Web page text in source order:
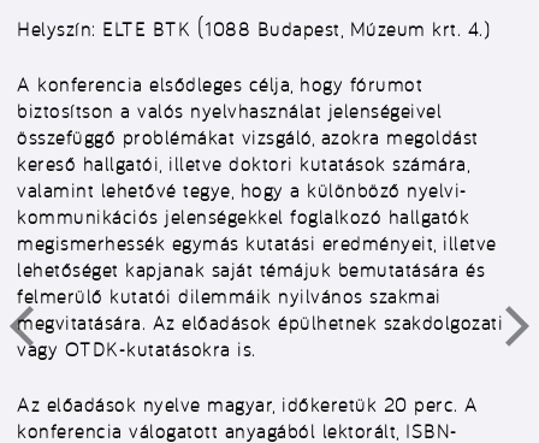
Helyszín: ELTE BTK (1088 Budapest, Múzeum krt. 4.)
A konferencia elsődleges célja, hogy fórumot
biztosítson a valós nyelvhasználat jelenségeivel
összefüggő problémákat vizsgáló, azokra megoldást
kereső hallgatói, illetve doktori kutatások számára,
valamint lehetővé tegye, hogy a különböző nyelvi-
kommunikációs jelenségekkel foglalkozó hallgatók
megismerhessék egymás kutatási eredményeit, illetve
lehetőséget kapjanak saját témájuk bemutatására és
felmerülő kutatói dilemmáik nyilvános szakmai
megvitatására. Az előadások épülhetnek szakdolgozati
vagy OTDK-kutatásokra is.
Az előadások nyelve magyar, időkeretük 20 perc. A
konferencia válogatott anyagából lektorált, ISBN-